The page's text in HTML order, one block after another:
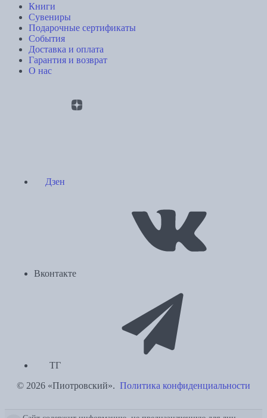
Книги
Сувениры
Подарочные сертификаты
События
Доставка и оплата
Гарантия и возврат
О нас
Дзен
Вконтакте
ТГ
© 2026 «Пиотровский». Политика конфиденциальности